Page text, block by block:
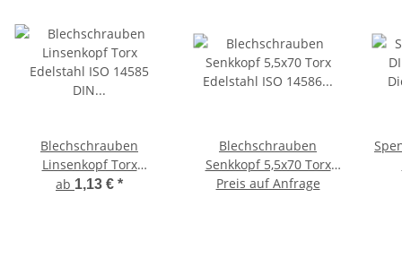
Blechschrauben
Linsenkopf Torx
Edelstahl ISO 14585 DIN
ab 1,13 € *
Blechschrauben
Senkkopf 5,5x70 Torx
Edelstahl ISO 14586 DIN
Preis auf Anfrage